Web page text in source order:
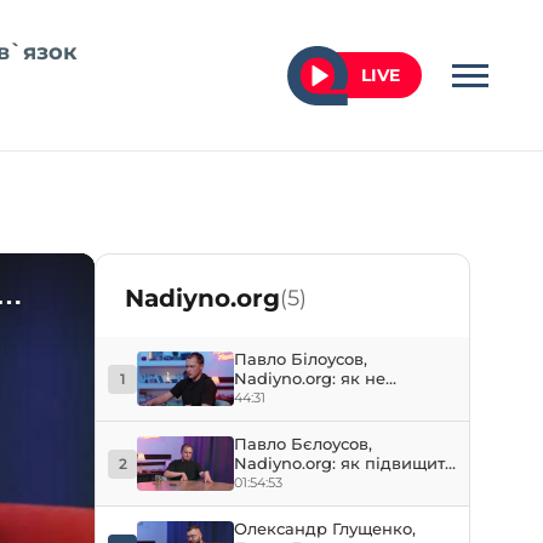
LIVE
Nadiyno.org(5)
1
Павло Білоусов,
Nadiyno.org: як не
потрапити на вудку
інтернет-шахраїв?
44:31
2
Павло Бєлоусов,
Nadiyno.org: як підвищити
безпеку свого
кіберпериметра?
01:54:53
Олександр Глущенко,